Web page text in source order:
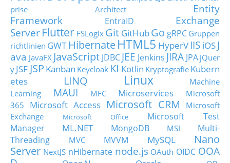
prise Architect
Entity
Framework
EntraID
Exchange
Server Flutter FSLogix Git GitHubGo gRPC Gruppen
richtlinien GWT HibernateHTML5 HyperVIIS iOSJ
ava JavaFX JavaScript JDBC JEE Jenkins JIRA JPA jQuer
y JSF JSP Kanban Keycloak KI Kotlin Kryptografie Kubern
etes
LINQ Linux
Machine
Learning
MAUI MFC Microservices
Microsoft
365
Microsoft Access Microsoft CRM
Microsoft
Exchange
Microsoft Office
Microsoft Test
Manager
ML.NET MongoDB MSI
Multi-
Threading
MVC MVVM MySQL
Nano
Server NextJS nHibernate node.js OAuth OIDC OOA